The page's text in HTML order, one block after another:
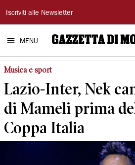
Gazzetta
di
Modena
Iscriviti alle Newsletter
MENU
Musica e sport
Lazio-Inter, Nek
di Mameli prima
Coppa Italia